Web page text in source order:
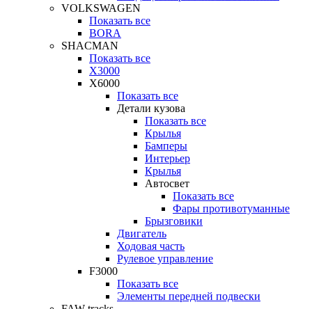
VOLKSWAGEN
Показать все
BORA
SHACMAN
Показать все
X3000
X6000
Показать все
Детали кузова
Показать все
Крылья
Бамперы
Интерьер
Крылья
Автосвет
Показать все
Фары противотуманные
Брызговики
Двигатель
Ходовая часть
Рулевое управление
F3000
Показать все
Элементы передней подвески